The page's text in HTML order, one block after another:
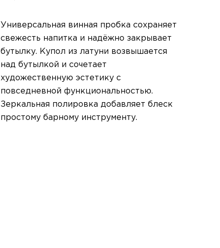
Универсальная винная пробка сохраняет
свежесть напитка и надёжно закрывает
бутылку. Купол из латуни возвышается
над бутылкой и сочетает
художественную эстетику с
повседневной функциональностью.
Зеркальная полировка добавляет блеск
простому барному инструменту.